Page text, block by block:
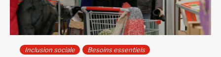
Inclusion sociale Besoins essentiels